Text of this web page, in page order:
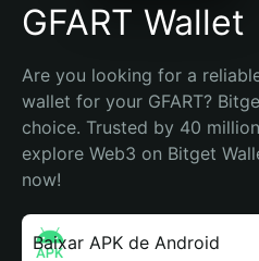
GFART Wallet
Are you looking for a
wallet for your GFART?
choice. Trusted by 40
explore Web3 on Bitget
now!
Baixar APK de Android